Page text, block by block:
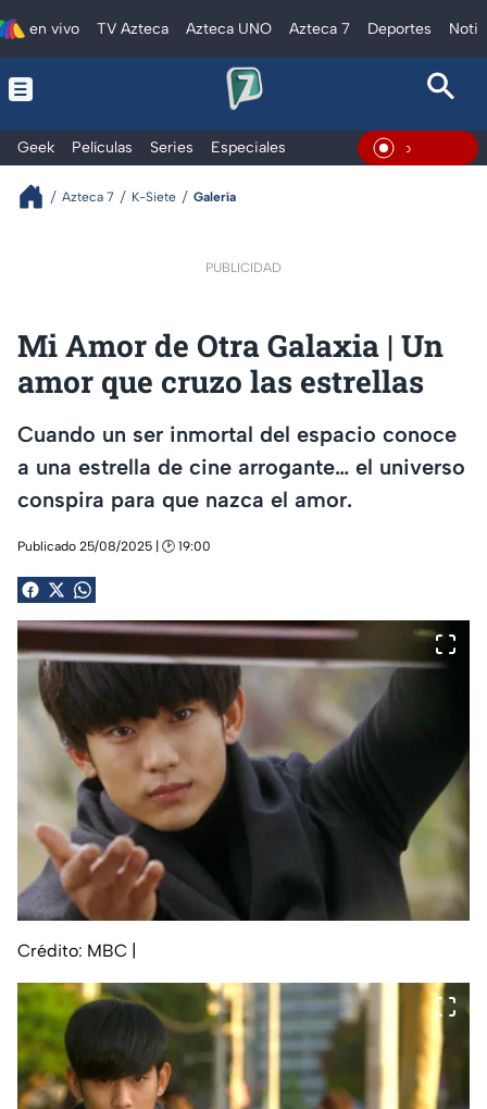
en vivo TV Azteca Azteca UNO Azteca 7 Deportes
Geek Películas Series Especiales
Azteca 7 K-Siete Galería
PUBLICIDAD
Mi Amor de Otra Galaxia | Un
amor que cruzo las estrellas
Cuando un ser inmortal del espacio conoce
a una estrella de cine arrogante… el universo
conspira para que nazca el amor.
Publicado 25/08/2025 | 🕑 19:00
Crédito: MBC |